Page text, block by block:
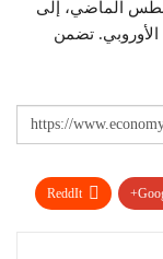
الماضي، إلى
الأوروبي. تضمن
ReddIt